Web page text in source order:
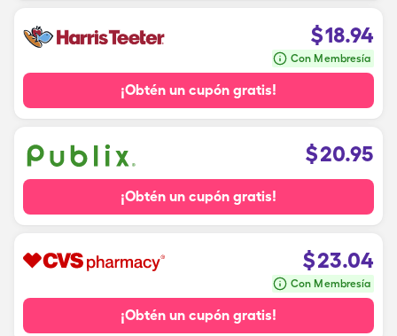
$18.94
Con Membresía
¡Obtén un cupón gratis!
$20.95
¡Obtén un cupón gratis!
$23.04
Con Membresía
¡Obtén un cupón gratis!